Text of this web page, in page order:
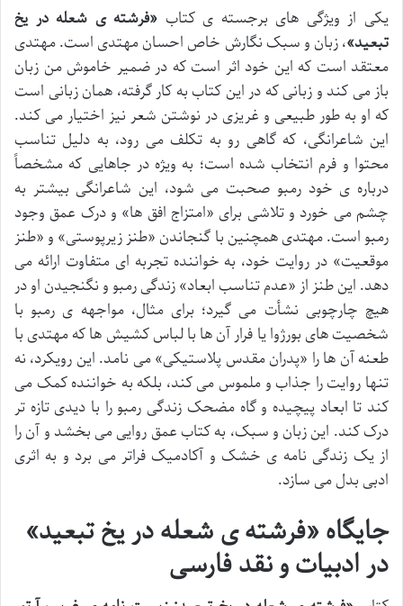
یکی از ویژگی های برجسته ی کتاب «فرشته ی شعله در یخ
تبعید»، زبان و سبک نگارش خاص احسان مهتدی است. مهتدی
معتقد است که این خود اثر است که در ضمیر خاموش من زبان
باز می کند و زبانی که در این کتاب به کار گرفته، همان زبانی است
که او به طور طبیعی و غریزی در نوشتن شعر نیز اختیار می کند.
این شاعرانگی، که گاهی رو به تکلف می رود، به دلیل تناسب
محتوا و فرم انتخاب شده است؛ به ویژه در جاهایی که مشخصاً
درباره ی خود رمبو صحبت می شود، این شاعرانگی بیشتر به
چشم می خورد و تلاشی برای «امتزاج افق ها» و درک عمق وجود
رمبو است. مهتدی همچنین با گنجاندن «طنز زیرپوستی» و «طنز
موقعیت» در روایت خود، به خواننده تجربه ای متفاوت ارائه می
دهد. این طنز از «عدم تناسب ابعاد» زندگی رمبو و نگنجیدن او در
هیچ چارچوبی نشأت می گیرد؛ برای مثال، مواجهه ی رمبو با
شخصیت های بورژوا یا فرار آن ها با لباس کشیش ها که مهتدی با
طعنه آن ها را «پدران مقدس پلاستیکی» می نامد. این رویکرد، نه
تنها روایت را جذاب و ملموس می کند، بلکه به خواننده کمک می
کند تا ابعاد پیچیده و گاه مضحک زندگی رمبو را با دیدی تازه تر
درک کند. این زبان و سبک، به کتاب عمق روایی می بخشد و آن را
از یک زندگی نامه ی خشک و آکادمیک فراتر می برد و به اثری
ادبی بدل می سازد.
جایگاه «فرشته ی شعله در یخ تبعید»
در ادبیات و نقد فارسی